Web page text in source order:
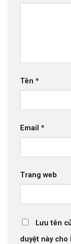
Tên *
Email *
Trang web
Lưu tên
duyệt này cho